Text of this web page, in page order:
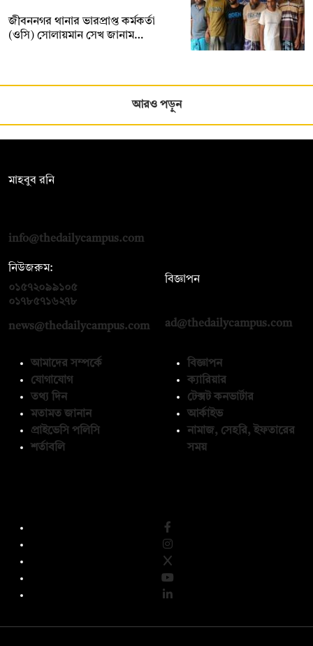
জীবননগর থানার ভারপ্রাপ্ত কর্মকর্তা
(ওসি) সোলায়মান সেখ জানাম…
আরও পড়ুন
মাহবুব রনি
info@thedailycampus.com
নিউজরুম:
০১৫৭২০৯৯১০৫
০১৭৮৫৭১৬২৭৮
news@thedailycampus.com
বিজ্ঞাপন
ad@thedailycampus.com
আমাদের সম্পর্কে
যোগাযোগ
তথ্য দিন
মতামত জানান
প্রাইভেসি পলিসি
শর্তাবলি
বিজ্ঞাপন
ক্যারিয়ার
টেক্সট কনভার্টার
আর্কাইভ
নামাজ, সেহরি, ইফতারের
সময়